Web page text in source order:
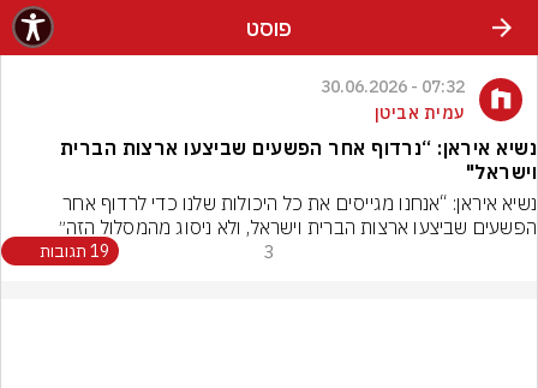
פוסט
07:32 - 30.06.2026
עמית אביטן
נשיא איראן: “נרדוף אחר הפשעים שביצעו ארצות הברית
וישראל"
נשיא איראן: “אנחנו מגייסים את כל היכולות שלנו כדי לרדוף אחר
הפשעים שביצעו ארצות הברית וישראל, ולא ניסוג מהמסלול הזה״
3 19 תגובות